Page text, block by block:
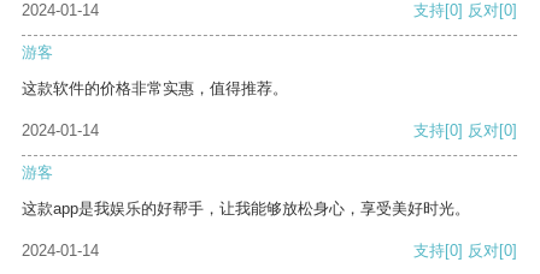
2024-01-14
支持[0] 反对[0]
游客
这款软件的价格非常实惠，值得推荐。
2024-01-14 支持[0] 反对[0]
游客
这款app是我娱乐的好帮手，让我能够放松身心，享受美好时光。
2024-01-14 支持[0] 反对[0]